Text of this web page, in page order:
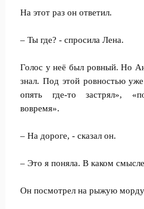
На этот раз он ответил.
– Ты где? - спросила Лена.
Голос у неё был ровный. Но
знал. Под этой ровностью
опять где-то застрял»,
вовремя».
– На дороге, - сказал он.
– Это я поняла. В каком
Он посмотрел на рыжую морду